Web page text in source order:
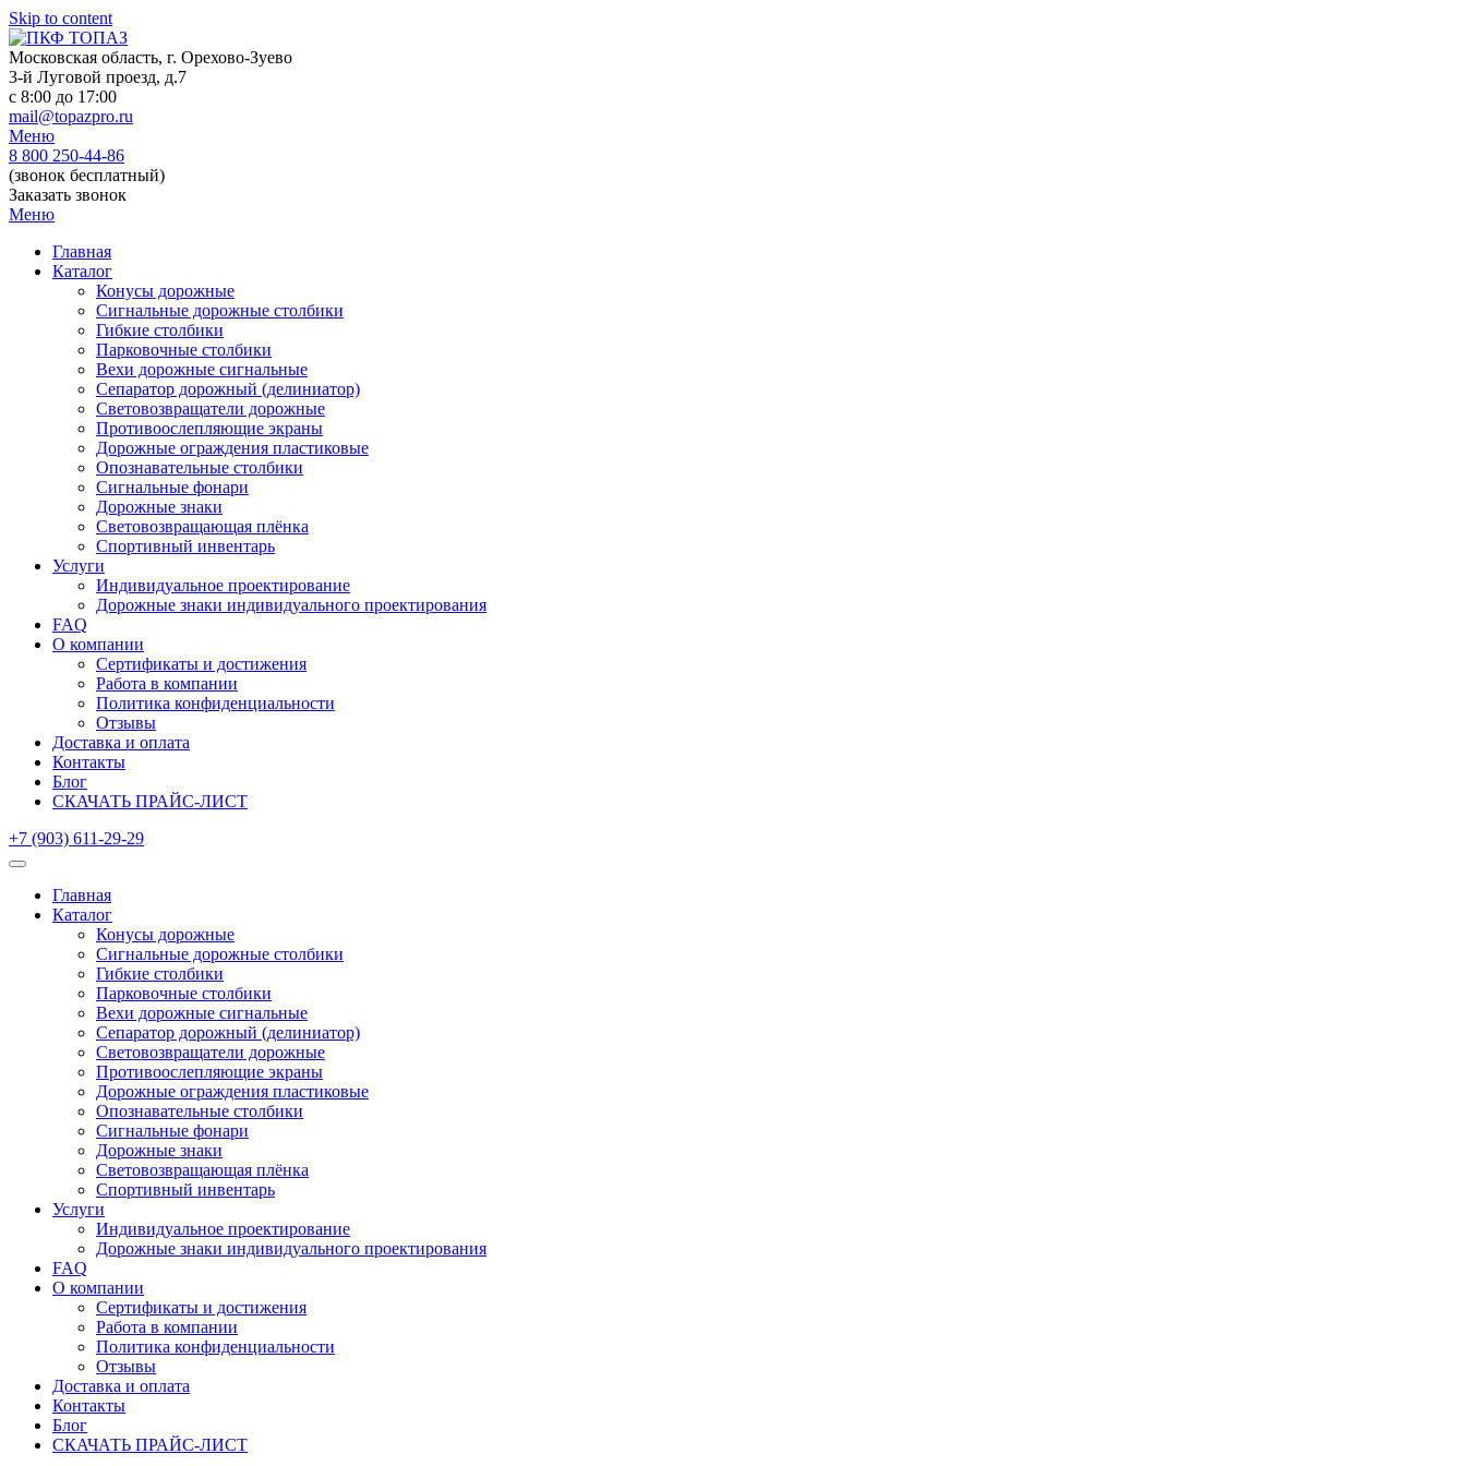
Skip to content
Московская область, г. Орехово-Зуево
3-й Луговой проезд, д.7
c 8:00 до 17:00
mail@topazpro.ru
Меню
8 800 250-44-86
(звонок бесплатный)
Заказать звонок
Меню
Главная
Каталог
Конусы дорожные
Сигнальные дорожные столбики
Гибкие столбики
Парковочные столбики
Вехи дорожные сигнальные
Сепаратор дорожный (делиниатор)
Световозвращатели дорожные
Противоослепляющие экраны
Дорожные ограждения пластиковые
Опознавательные столбики
Сигнальные фонари
Дорожные знаки
Световозвращающая плёнка
Спортивный инвентарь
Услуги
Индивидуальное проектирование
Дорожные знаки индивидуального проектирования
FAQ
О компании
Сертификаты и достижения
Работа в компании
Политика конфиденциальности
Отзывы
Доставка и оплата
Контакты
Блог
СКАЧАТЬ ПРАЙС-ЛИСТ
+7 (903) 611-29-29
Главная
Каталог
Конусы дорожные
Сигнальные дорожные столбики
Гибкие столбики
Парковочные столбики
Вехи дорожные сигнальные
Сепаратор дорожный (делиниатор)
Световозвращатели дорожные
Противоослепляющие экраны
Дорожные ограждения пластиковые
Опознавательные столбики
Сигнальные фонари
Дорожные знаки
Световозвращающая плёнка
Спортивный инвентарь
Услуги
Индивидуальное проектирование
Дорожные знаки индивидуального проектирования
FAQ
О компании
Сертификаты и достижения
Работа в компании
Политика конфиденциальности
Отзывы
Доставка и оплата
Контакты
Блог
СКАЧАТЬ ПРАЙС-ЛИСТ